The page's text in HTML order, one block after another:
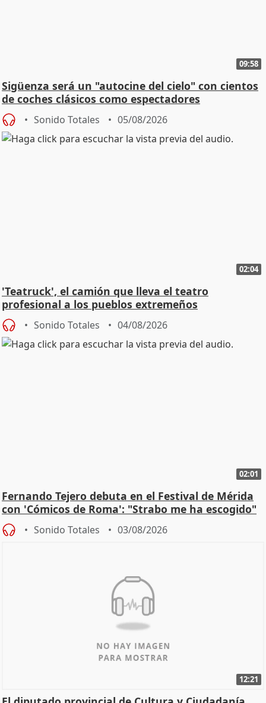
09:58
Sigüenza será un "autocine del cielo" con cientos
de coches clásicos como espectadores
Sonido Totales 05/08/2026
02:04
'Teatruck', el camión que lleva el teatro
profesional a los pueblos extremeños
Sonido Totales 04/08/2026
02:01
Fernando Tejero debuta en el Festival de Mérida
con 'Cómicos de Roma': "Strabo me ha escogido"
Sonido Totales 03/08/2026
12:21